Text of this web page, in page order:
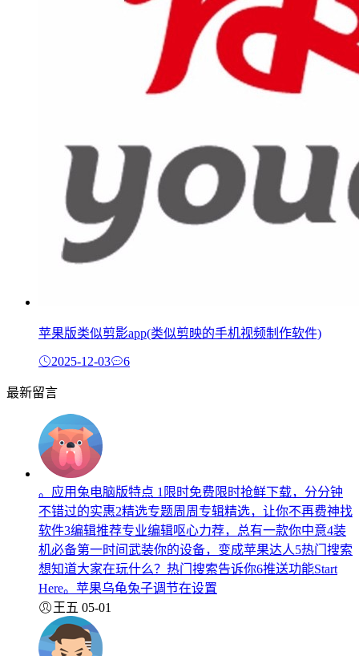
苹果版类似剪影app(类似剪映的手机视频制作软件)
2025-12-03 6
最新留言
。应用兔电脑版特点 1限时免费限时抢鲜下载，分分钟
不错过的实惠2精选专题周周专辑精选，让你不再费神找
软件3编辑推荐专业编辑呕心力荐，总有一款你中意4装
机必备第一时间武装你的设备，变成苹果达人5热门搜索
想知道大家在玩什么？热门搜索告诉你6推送功能Start
Here。苹果乌龟兔子调节在设置
王五 05-01